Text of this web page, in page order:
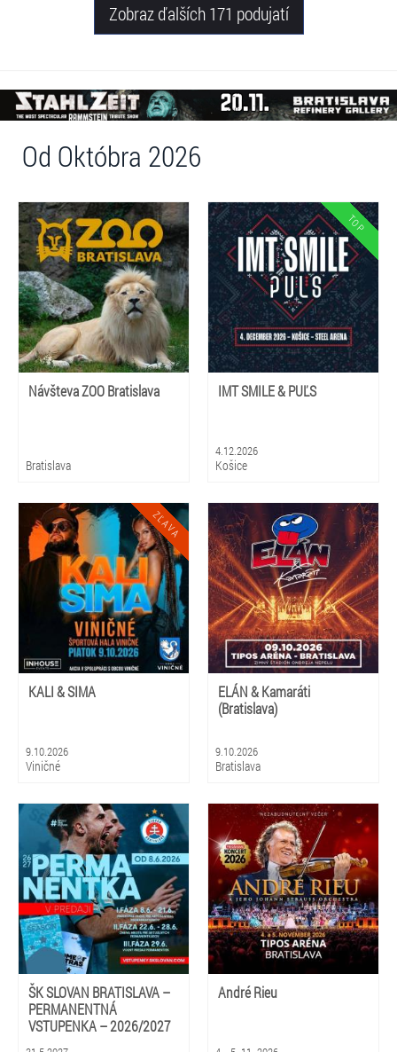
Zobraz ďalších 171 podujatí
Od Októbra 2026
Návšteva ZOO Bratislava
Bratislava
IMT SMILE & PUĽS
4.12.2026
Košice
KALI & SIMA
9.10.2026
Viničné
ELÁN & Kamaráti
(Bratislava)
9.10.2026
Bratislava
ŠK SLOVAN BRATISLAVA –
PERMANENTNÁ
VSTUPENKA – 2026/2027
André Rieu